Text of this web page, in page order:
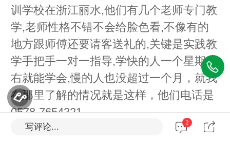
训学校在浙江丽水,他们有几个老师专门教
学,老师性格不错不会给脸色看,不像有的
地方跟师傅还要请客送礼的,关键是实践教
学手把手一对一指导,学快的人一个星期左
右就能学会,慢的人也没超过一个月，就我
在那里了解的情况就是这样，他们电话是
0578-7654321
写评论... 2